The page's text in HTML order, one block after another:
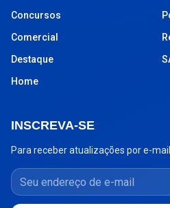
Concursos
Comercial
Destaque
Home
INSCREVA-SE
Para receber atualizações por e-
Seu endereço de e-mail